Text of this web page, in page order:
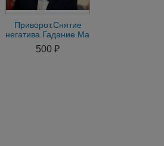
Приворот.Снятие
негатива.Гадание.Магия
Вуду
500 ₽